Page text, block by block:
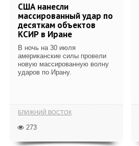
США нанесли
массированный удар по
десяткам объектов
КСИР в Иране
В ночь на 30 июля
американские силы провели
новую массированную волну
ударов по Ирану.
БЛИЖНИЙ ВОСТОК
273